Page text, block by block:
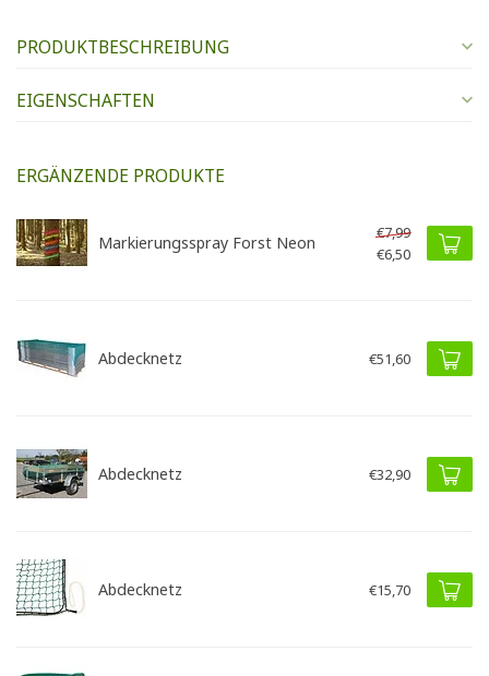
PRODUKTBESCHREIBUNG
EIGENSCHAFTEN
ERGÄNZENDE PRODUKTE
Markierungsspray Forst Neon
€7,99
€6,50
Abdecknetz €51,60
Abdecknetz €32,90
Abdecknetz €15,70